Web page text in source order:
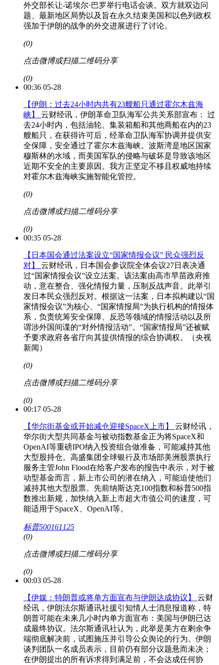
外交部长让-诺埃尔·巴罗举行电话会谈。双方就双边问
题、最新地区局势以及旨在永久结束美国和以色列政权
强加于伊朗的战争的外交进展进行了讨论。
(0)
点击微博或扫描二维码分享
(0)
00:36 05-28
【伊朗：过去24小时内共有23艘船只通过霍尔木兹海
峡】 云财经讯，伊朗革命卫队海军公共关系部宣布： 过
去24小时内，包括油轮、集装箱船和其他商船在内的23
艘船只，在获得许可后，经革命卫队海军协调并提供安
全保障，安全通过了霍尔木兹海峡。波斯湾是地区国家
穆斯林的水域，而美国军队的侵略与破坏是导致该地区
近期不安全的主要原因。我方正坚定不移且权威地持续
对霍尔木兹海峡实施智能化管控。
(0)
点击微博或扫描二维码分享
(0)
00:35 05-28
【日本国会通过法案设立“国家情报会议” 民众强烈反
对】 云财经讯，日本国会参议院全体会议27日表决通
过“国家情报会议”设立法案。该法案由高市早苗政府推
动，意在整合、强化情报力量，压制反战声音。此举引
发日本民众强烈反对。根据这一法案，日本拟构建以“国
家情报会议”为核心、“国家情报局”为执行机构的情报体
系，负责统筹安全保障、反恐等领域的情报活动以及所
谓涉外国间谍的“对外情报活动”。“国家情报局”还被赋
予要求政府各省厅向其提供情报的综合协调权。（央视
新闻）
(0)
点击微博或扫描二维码分享
(0)
00:17 05-28
【华尔街基金或开始减仓迎接SpaceX上市】 云财经讯，
华尔街大型共同基金与被动指数基金正为将SpaceX和
OpenAI等重磅IPO纳入投资组合做准备，可能减持其他
大型股持仓。高盛集团全球银行及市场部美洲股票执行
服务主管John Flood在给客户发布的报告中表示，对于被
动型基金而言，新上市公司的潜在纳入，可能迫使他们
减持其他大型股票。先前纳斯达克100指数和标普500指
数推出新规，加快纳入新上市超大市值公司的速度，可
能适用于SpaceX、OpenAI等。
标普500161125
(0)
点击微博或扫描二维码分享
(0)
00:03 05-28
【伊媒：特朗普或将单方面宣布与伊朗达成协议】 云财
经讯，伊朗法尔斯通讯社援引知情人士消息报道称，特
朗普可能在未来几小时内单方面宣布：美国与伊朗已达
成最终协议。法尔斯通讯社认为，此举是美方在剩余争
端彻底解决前，试图施压并引导公众舆论的行为。伊朗
谈判团队一名成员表示，目前仍有部分议题悬而未决；
在伊朗提出的所有诉求得到满足前，不会达成任何协